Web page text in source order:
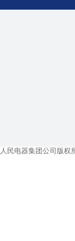
人民电器集团公司版权